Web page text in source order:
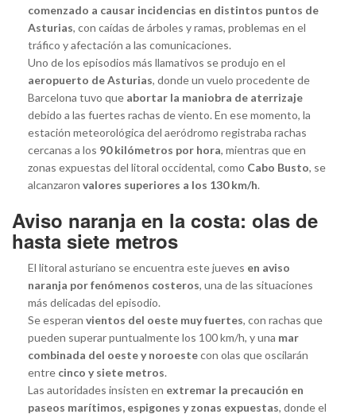
comenzado a causar incidencias en distintos puntos de
Asturias, con caídas de árboles y ramas, problemas en el
tráfico y afectación a las comunicaciones.
Uno de los episodios más llamativos se produjo en el
aeropuerto de Asturias, donde un vuelo procedente de
Barcelona tuvo que abortar la maniobra de aterrizaje
debido a las fuertes rachas de viento. En ese momento, la
estación meteorológica del aeródromo registraba rachas
cercanas a los 90 kilómetros por hora, mientras que en
zonas expuestas del litoral occidental, como Cabo Busto, se
alcanzaron valores superiores a los 130 km/h.
Aviso naranja en la costa: olas de
hasta siete metros
El litoral asturiano se encuentra este jueves en aviso
naranja por fenómenos costeros, una de las situaciones
más delicadas del episodio.
Se esperan vientos del oeste muy fuertes, con rachas que
pueden superar puntualmente los 100 km/h, y una mar
combinada del oeste y noroestecon olas que oscilarán
entre cinco y siete metros.
Las autoridades insisten en extremar la precaución en
paseos marítimos, espigones y zonas expuestas, donde el